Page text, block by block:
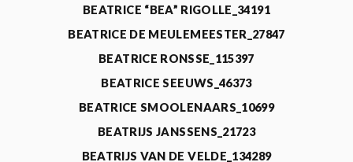
BEATRICE “BEA” RIGOLLE_34191
BEATRICE DE MEULEMEESTER_27847
BEATRICE RONSSE_115397
BEATRICE SEEUWS_46373
BEATRICE SMOOLENAARS_10699
BEATRIJS JANSSENS_21723
BEATRIJS VAN DE VELDE_134289